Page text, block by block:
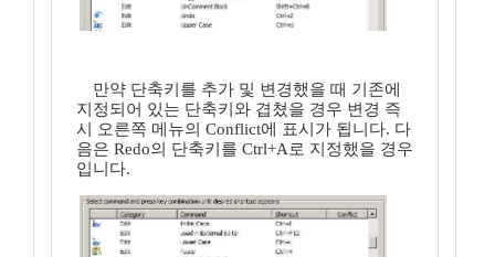
만약 단축키를 추가 및 변경했을 때 기존에
지정되어 있는 단축키와 겹쳤을 경우 변경 즉
시 오른쪽 메뉴의 Conflict에 표시가 됩니다. 다
음은 Redo의 단축키를 Ctrl+A로 지정했을 경우
입니다.